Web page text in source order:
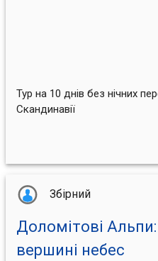
Тур на 10 днів без нічних
Скандинавії
Збірний
Доломітові
вершині небес